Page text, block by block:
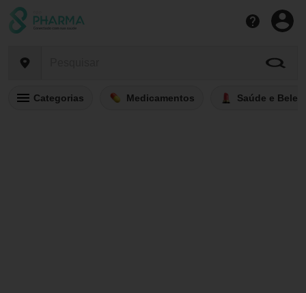
Categorias Medicamentos Saúde e